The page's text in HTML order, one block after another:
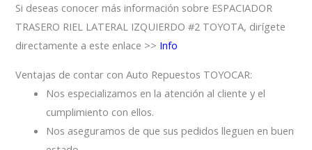
Si deseas conocer más información sobre ESPACIADOR
TRASERO RIEL LATERAL IZQUIERDO #2 TOYOTA, dirígete
directamente a este enlace >> Info
Ventajas de contar con Auto Repuestos TOYOCAR:
Nos especializamos en la atención al cliente y el
cumplimiento con ellos.
Nos aseguramos de que sus pedidos lleguen en buen